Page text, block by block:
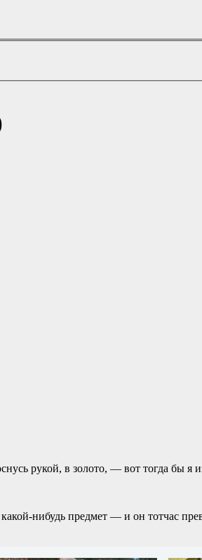
рукой, в золото, — вот тогда бы я
нибудь предмет — и он тотчас